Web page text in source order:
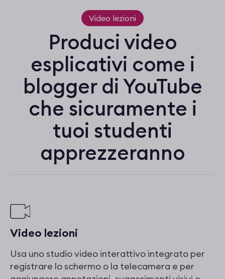
Video lezioni
Produci video
esplicativi come i
blogger di YouTube
che sicuramente i
tuoi studenti
apprezzeranno
Video lezioni
Usa uno studio video interattivo integrato per
registrare lo schermo o la telecamera e per